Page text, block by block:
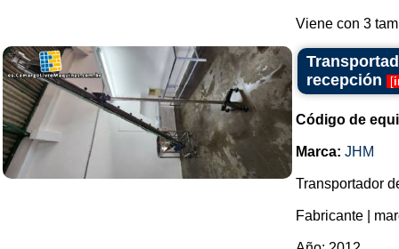
Viene con 3
recepción
[
Código de
Marca: JHM
Transportador
Fabricante |